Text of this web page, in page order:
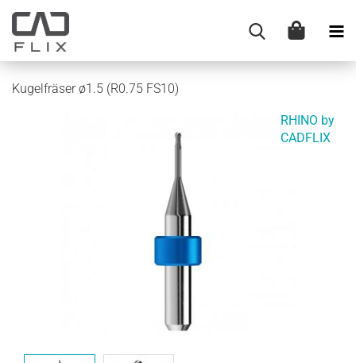
Kugelfräser ø1.5 (R0.75 FS10)
RHINO by
CADFLIX